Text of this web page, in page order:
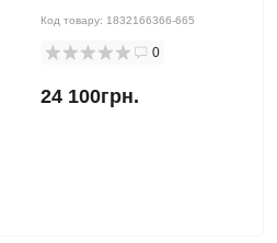
Код товару: 1832166366-665
0
24 100грн.